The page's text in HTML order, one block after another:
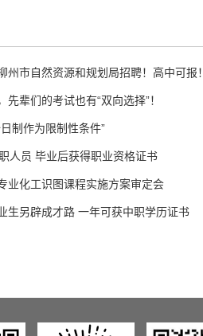
州市自然资源和规划局招聘！高中可报！
辈们的考试也有“双向选择”！
制作为限制性条件”
人员 毕业后获得职业资格证书
业化工识图课程实施方案审定会
生另辟成才路 一年可获中职学历证书